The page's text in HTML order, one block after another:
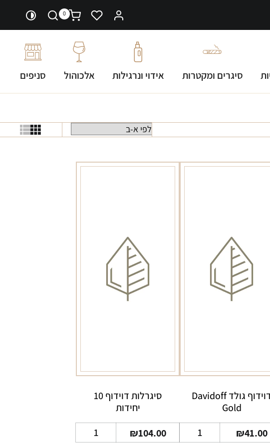
0
סיגרים ומקטרות אידוי ונרגילות אלכוהול סניפים
דוידוף גולד Davidoff
Gold
₪41.00
של
סיגרלות דוידוף 10
יחידות
₪104.00
של